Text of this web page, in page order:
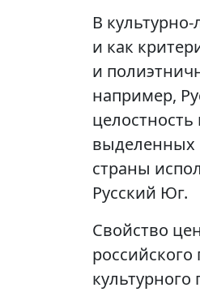
В
и как
и
например,
целостность
выделенных
страны
Русский Юг.
Свойство